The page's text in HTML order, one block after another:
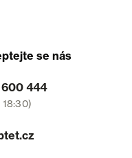
se nás
444
18:30)